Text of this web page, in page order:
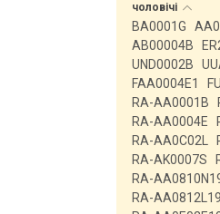
чоловічі
BA0001G
AB00004B
UND0002B
FAA0004E1
RA-AA0001B
RA-AA0004E
RA-AA0C02L
RA-AK0007S
RA-
RA-